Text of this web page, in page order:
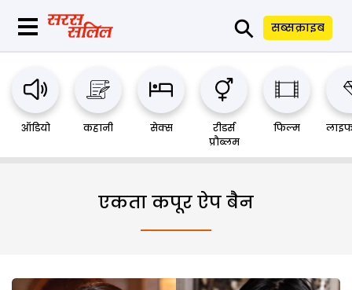
⚲ सब्सक्राइब
ऑडियो कहानी सेक्स
रीडर्स
प्रौब्लम
फिल्म
एकता कपूर ऐप बैन